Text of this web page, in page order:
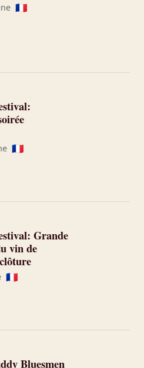
🇫🇷
🇫🇷
Grande
vin de
🇫🇷
Bluesmen